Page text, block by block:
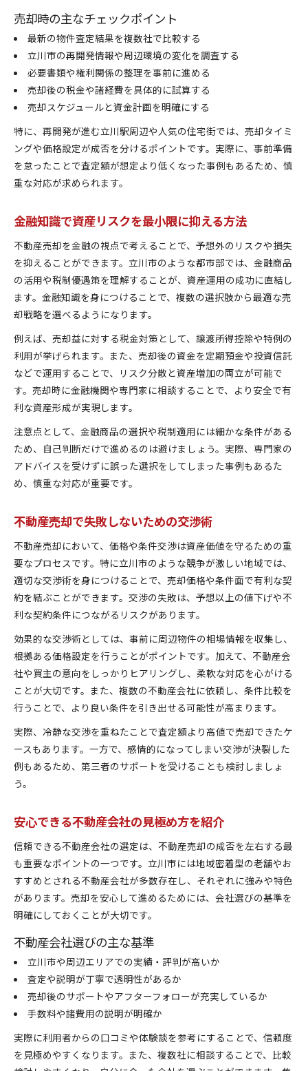
売却時の主なチェックポイント
最新の物件査定結果を複数社で比較する
立川市の再開発情報や周辺環境の変化を調査する
必要書類や権利関係の整理を事前に進める
売却後の税金や諸経費を具体的に試算する
売却スケジュールと資金計画を明確にする
特に、再開発が進む立川駅周辺や人気の住宅街では、売却タイミ
ングや価格設定が成否を分けるポイントです。実際に、事前準備
を怠ったことで査定額が想定より低くなった事例もあるため、慎
重な対応が求められます。
金融知識で資産リスクを最小限に抑える方法
不動産売却を金融の視点で考えることで、予想外のリスクや損失
を抑えることができます。立川市のような都市部では、金融商品
の活用や税制優遇策を理解することが、資産運用の成功に直結し
ます。金融知識を身につけることで、複数の選択肢から最適な売
却戦略を選べるようになります。
例えば、売却益に対する税金対策として、譲渡所得控除や特例の
利用が挙げられます。また、売却後の資金を定期預金や投資信託
などで運用することで、リスク分散と資産増加の両立が可能で
す。売却時に金融機関や専門家に相談することで、より安全で有
利な資産形成が実現します。
注意点として、金融商品の選択や税制適用には細かな条件がある
ため、自己判断だけで進めるのは避けましょう。実際、専門家の
アドバイスを受けずに誤った選択をしてしまった事例もあるた
め、慎重な対応が重要です。
不動産売却で失敗しないための交渉術
不動産売却において、価格や条件交渉は資産価値を守るための重
要なプロセスです。特に立川市のような競争が激しい地域では、
適切な交渉術を身につけることで、売却価格や条件面で有利な契
約を結ぶことができます。交渉の失敗は、予想以上の値下げや不
利な契約条件につながるリスクがあります。
効果的な交渉術としては、事前に周辺物件の相場情報を収集し、
根拠ある価格設定を行うことがポイントです。加えて、不動産会
社や買主の意向をしっかりヒアリングし、柔軟な対応を心がける
ことが大切です。また、複数の不動産会社に依頼し、条件比較を
行うことで、より良い条件を引き出せる可能性が高まります。
実際、冷静な交渉を重ねたことで査定額より高値で売却できたケ
ースもあります。一方で、感情的になってしまい交渉が決裂した
例もあるため、第三者のサポートを受けることも検討しましょ
う。
安心できる不動産会社の見極め方を紹介
信頼できる不動産会社の選定は、不動産売却の成否を左右する最
も重要なポイントの一つです。立川市には地域密着型の老舗やお
すすめとされる不動産会社が多数存在し、それぞれに強みや特色
があります。売却を安心して進めるためには、会社選びの基準を
明確にしておくことが大切です。
不動産会社選びの主な基準
立川市や周辺エリアでの実績・評判が高いか
査定や説明が丁寧で透明性があるか
売却後のサポートやアフターフォローが充実しているか
手数料や諸費用の説明が明確か
実際に利用者からの口コミや体験談を参考にすることで、信頼度
を見極めやすくなります。また、複数社に相談することで、比較